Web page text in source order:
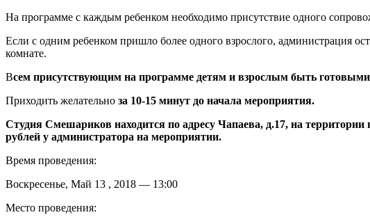
На программе с каждым ребенком необходимо присутствие одного
Если с одним ребенком пришло более одного взрослого, администрация
комнате.
Всем присутствующим на программе детям и взрослым быть
Приходить желательно за 10-15 минут до начала мероприятия.
Студия Смешариков находится по адресу Чапаева, д.17, на
рублей у администратора на мероприятии.
Время проведения:
Воскресенье, Май 13 , 2018 — 13:00
Место проведения: